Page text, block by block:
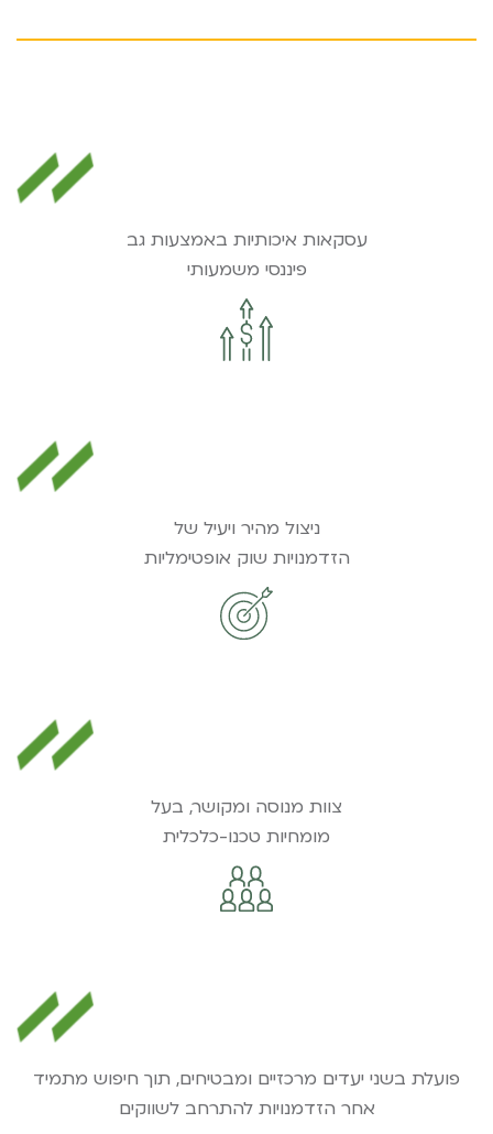
עסקאות איכותיות באמצעות גב
פיננסי משמעותי
ניצול מהיר ויעיל של
הזדמנויות שוק אופטימליות
צוות מנוסה ומקושר, בעל
מומחיות טכנו-כלכלית
פועלת בשני יעדים מרכזיים ומבטיחים, תוך חיפוש מתמיד
אחר הזדמנויות להתרחב לשווקים